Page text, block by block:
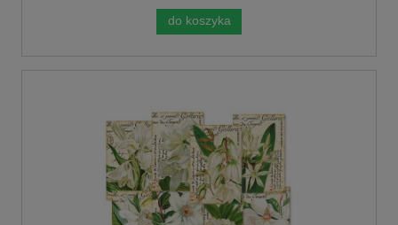
do koszyka